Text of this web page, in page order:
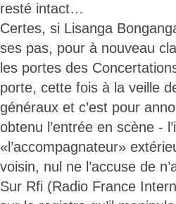
resté intact…
Certes, si Lisanga
ses pas, pour à nouveau
les portes des
porte, cette fois à la veille
généraux et c’est pour
obtenu l’entrée en scène -
«l’accompagnateur»
voisin, nul ne l’accuse de
Sur Rfi (Radio France